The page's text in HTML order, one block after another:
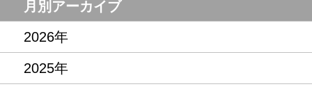
月別アーカイブ
2026年
2025年